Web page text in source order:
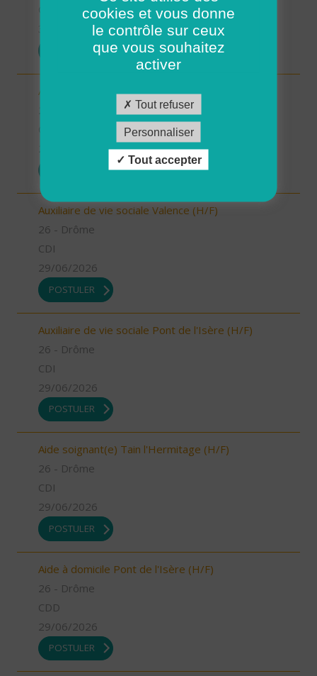
30/06/2026
POSTULER
Aide à domicile Saint Marcel les Valence (H/F)
Auxiliaire de vie sociale Valence (H/F)
26 - Drôme
CDI
29/06/2026
POSTULER
Auxiliaire de vie sociale Pont de l'Isère (H/F)
26 - Drôme
CDI
29/06/2026
POSTULER
Aide soignant(e) Tain l'Hermitage (H/F)
26 - Drôme
CDI
29/06/2026
POSTULER
Aide à domicile Pont de l'Isère (H/F)
26 - Drôme
CDD
29/06/2026
POSTULER
cookies et vous donne
le contrôle sur ceux
que vous souhaitez
activer
Tout refuser
Personnaliser
Tout accepter